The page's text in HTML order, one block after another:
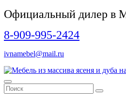
Официальный дилер в
8-909-995-2424
ivnamebel@mail.ru